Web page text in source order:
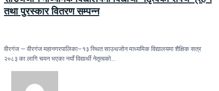
तथा पुरस्कार वितरण सम्पन्न
वीरगंज — वीरगंज महानगरपालिका–१३ स्थित साउथजोन माध्यमिक विद्यालयमा शैक्षिक सत्र
२०८३ का लागि चयन भएका नयाँ विद्यार्थी नेतृत्वको…